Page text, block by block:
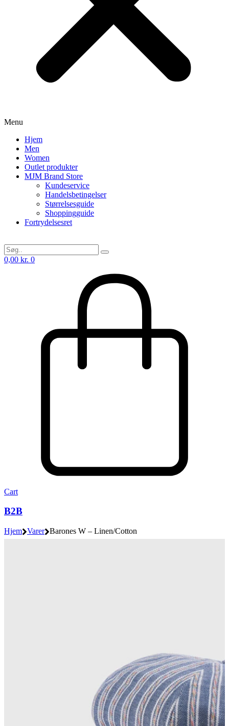
Menu
Hjem
Men
Women
Outlet produkter
MJM Brand Store
Kundeservice
Handelsbetingelser
Størrelsesguide
Shoppingguide
Fortrydelsesret
0,00 kr. 0
Cart
B2B
Hjem Varer Barones W – Linen/Cotton